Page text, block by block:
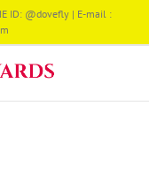
ID: @dovefly | E-mail :